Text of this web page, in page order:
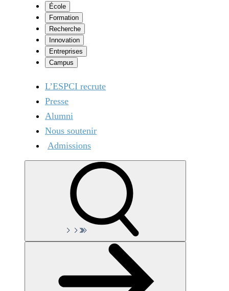
École
Formation
Recherche
Innovation
Entreprises
Campus
L’ESPCI recrute
Presse
Alumni
Nous soutenir
Admissions